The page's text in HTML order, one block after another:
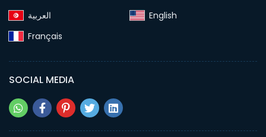
English‎
Français‎
SOCIAL MEDIA